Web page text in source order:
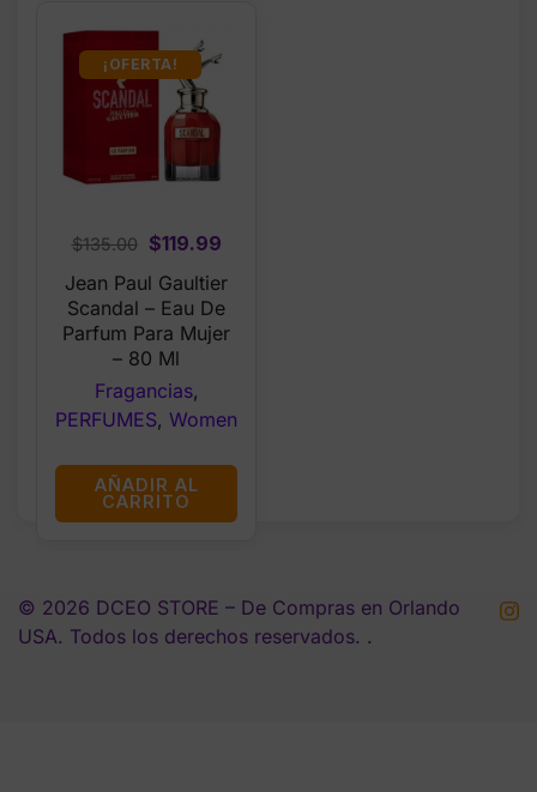
¡OFERTA!
$135.00
Original
price
was:
$135.00.
$119.99Current
is:
$119.99.
Jean Paul Gaultier
Scandal – Eau De
Parfum Para Mujer
– 80 Ml
Fragancias,
PERFUMES, Women
AÑADIR AL
CARRITO
© 2026 DCEO STORE – De Compras en Orlando
USA. Todos los derechos reservados. .